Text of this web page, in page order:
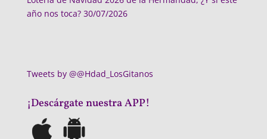
año nos toca? 30/07/2026
Tweets by @@Hdad_LosGitanos
¡Descárgate nuestra APP!